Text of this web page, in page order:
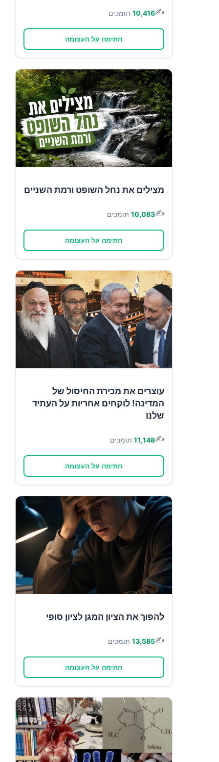
✍️
10,416 תומכים
חתימה על העצומה
מצילים את נחל השופט ורמת השניים
✍️
10,083 תומכים
חתימה על העצומה
עוצרים את מכירת החיסול של
המדינה! לוקחים אחריות על העתיד
שלנו
✍️
11,148 תומכים
חתימה על העצומה
להפוך את הציון המגן לציון סופי
✍️
13,585 תומכים
חתימה על העצומה